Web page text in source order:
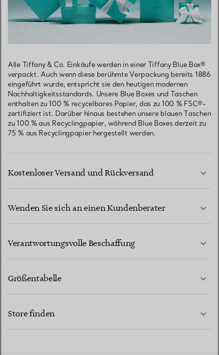
Alle Tiffany & Co. Einkäufe werden in einer Tiffany Blue Box®
verpackt. Auch wenn diese berühmte Verpackung bereits 1886
eingeführt wurde, entspricht sie den heutigen modernen
Nachhaltigkeitsstandards. Unsere Blue Boxes und Taschen
enthalten zu 100 % recycelbares Papier, das zu 100 % FSC®-
zertifiziert ist. Darüber hinaus bestehen unsere blauen Taschen
zu 100 % aus Recyclingpapier, während Blue Boxes derzeit zu
75 % aus Recyclingpapier hergestellt werden.
Kostenloser Versand und Rückversand
Wenden Sie sich an einen Kundenberater
Verantwortungsvolle Beschaffung
Größentabelle
Store finden